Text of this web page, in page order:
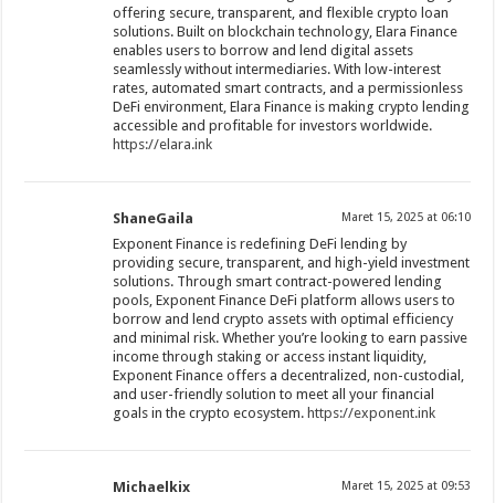
offering secure, transparent, and flexible crypto loan
solutions. Built on blockchain technology, Elara Finance
enables users to borrow and lend digital assets
seamlessly without intermediaries. With low-interest
rates, automated smart contracts, and a permissionless
DeFi environment, Elara Finance is making crypto lending
accessible and profitable for investors worldwide.
https://elara.ink
ShaneGaila Maret 15, 2025 at 06:10
Exponent Finance is redefining DeFi lending by
providing secure, transparent, and high-yield investment
solutions. Through smart contract-powered lending
pools, Exponent Finance DeFi platform allows users to
borrow and lend crypto assets with optimal efficiency
and minimal risk. Whether you’re looking to earn passive
income through staking or access instant liquidity,
Exponent Finance offers a decentralized, non-custodial,
and user-friendly solution to meet all your financial
goals in the crypto ecosystem. https://exponent.ink
Michaelkix Maret 15, 2025 at 09:53